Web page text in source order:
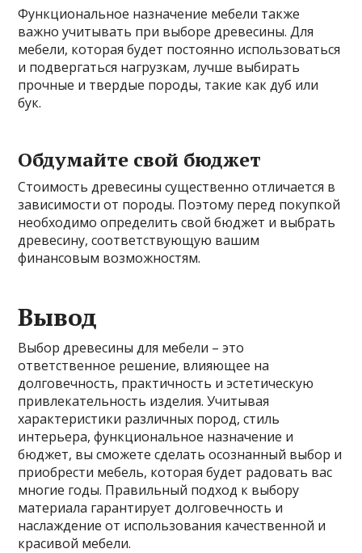
Функциональное назначение мебели также
важно учитывать при выборе древесины. Для
мебели, которая будет постоянно использоваться
и подвергаться нагрузкам, лучше выбирать
прочные и твердые породы, такие как дуб или
бук.
Обдумайте свой бюджет
Стоимость древесины существенно отличается в
зависимости от породы. Поэтому перед покупкой
необходимо определить свой бюджет и выбрать
древесину, соответствующую вашим
финансовым возможностям.
Вывод
Выбор древесины для мебели – это
ответственное решение, влияющее на
долговечность, практичность и эстетическую
привлекательность изделия. Учитывая
характеристики различных пород, стиль
интерьера, функциональное назначение и
бюджет, вы сможете сделать осознанный выбор и
приобрести мебель, которая будет радовать вас
многие годы. Правильный подход к выбору
материала гарантирует долговечность и
наслаждение от использования качественной и
красивой мебели.